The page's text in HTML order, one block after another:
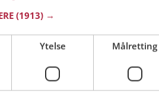
(1913) →
Ytelse Målretting